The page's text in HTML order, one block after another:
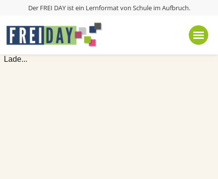
Der FREI DAY ist ein Lernformat von Schule im Aufbruch.